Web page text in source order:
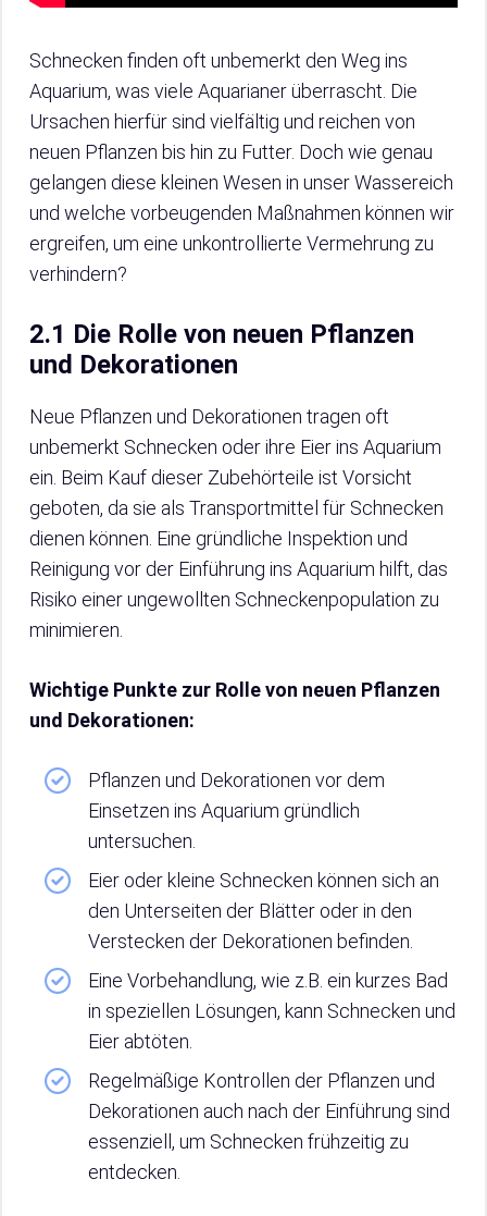
Schnecken finden oft unbemerkt den Weg ins
Aquarium, was viele Aquarianer überrascht. Die
Ursachen hierfür sind vielfältig und reichen von
neuen Pflanzen bis hin zu Futter. Doch wie genau
gelangen diese kleinen Wesen in unser Wassereich
und welche vorbeugenden Maßnahmen können wir
ergreifen, um eine unkontrollierte Vermehrung zu
verhindern?
2.1 Die Rolle von neuen Pflanzen
und Dekorationen
Neue Pflanzen und Dekorationen tragen oft
unbemerkt Schnecken oder ihre Eier ins Aquarium
ein. Beim Kauf dieser Zubehörteile ist Vorsicht
geboten, da sie als Transportmittel für Schnecken
dienen können. Eine gründliche Inspektion und
Reinigung vor der Einführung ins Aquarium hilft, das
Risiko einer ungewollten Schneckenpopulation zu
minimieren.
Wichtige Punkte zur Rolle von neuen Pflanzen
und Dekorationen:
Pflanzen und Dekorationen vor dem
Einsetzen ins Aquarium gründlich
untersuchen.
Eier oder kleine Schnecken können sich an
den Unterseiten der Blätter oder in den
Verstecken der Dekorationen befinden.
Eine Vorbehandlung, wie z.B. ein kurzes Bad
in speziellen Lösungen, kann Schnecken und
Eier abtöten.
Regelmäßige Kontrollen der Pflanzen und
Dekorationen auch nach der Einführung sind
essenziell, um Schnecken frühzeitig zu
entdecken.